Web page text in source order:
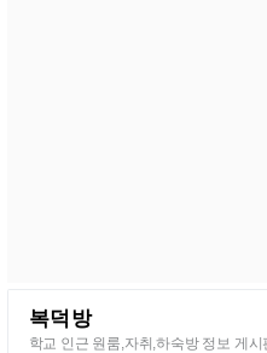
복덕방
학교 인근 원룸,자취,하숙방 정보 게시